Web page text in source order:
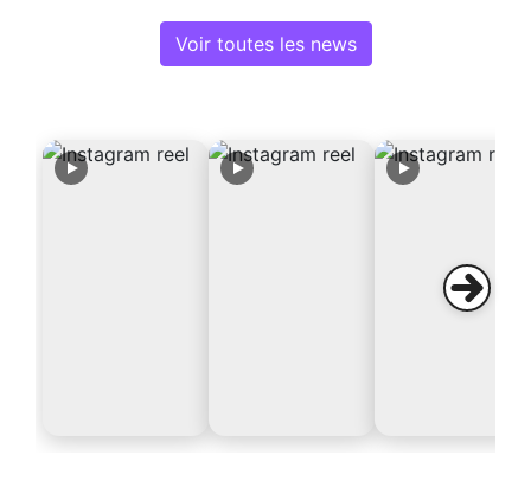
Voir toutes les news